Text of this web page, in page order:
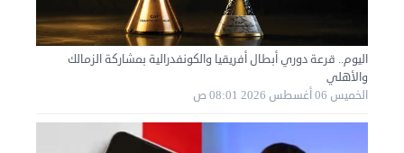
نقل عفش الكويت 50636444 فك وتركيب ايكيا محلي ...
السبت 31 أغسطس 2024 06:31 م
اليوم.. قرعة دوري أبطال أفريقيا والكونفدرالية بمشاركة الزمالك
والأهلي
الخميس 06 أغسطس 2026 08:01 ص